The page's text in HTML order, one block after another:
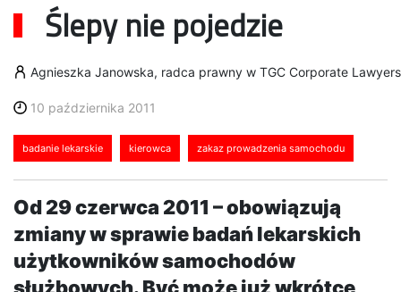
Ślepy nie pojedzie
Agnieszka Janowska, radca prawny w TGC Corporate Lawyers
10 października 2011
badanie lekarskie kierowca zakaz prowadzenia samochodu
Od 29 czerwca 2011 – obowiązują
zmiany w sprawie badań lekarskich
użytkowników samochodów